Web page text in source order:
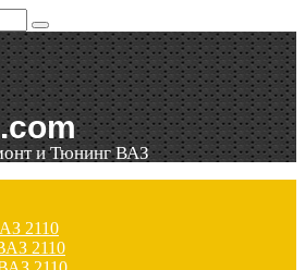
и Тюнинг ВАЗ
2110
2110